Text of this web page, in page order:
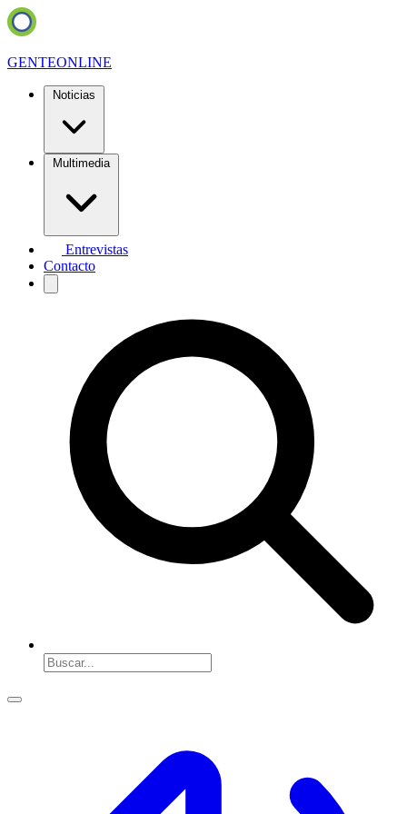
GENTEONLINE
Noticias
Multimedia
Entrevistas
Contacto